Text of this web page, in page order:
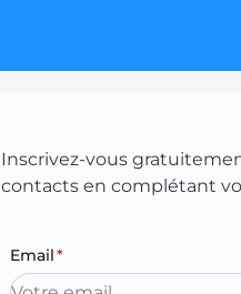
Inscrivez-vous
contacts en complétant
Email*